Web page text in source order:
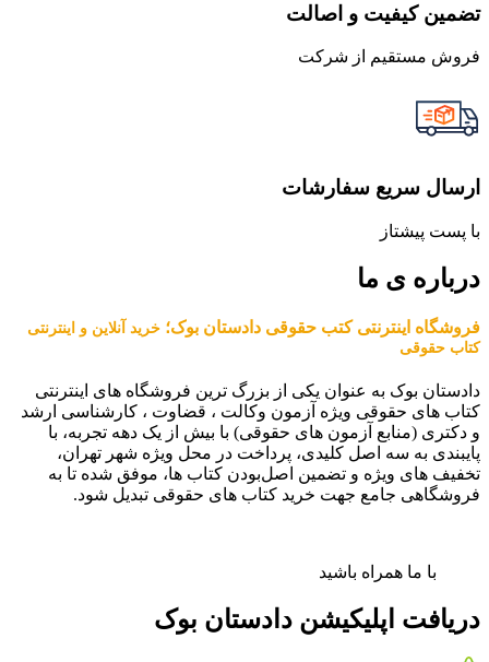
تضمین کیفیت و اصالت
فروش مستقیم از شرکت
ارسال سریع سفارشات
با پست پیشتاز
درباره ی ما
فروشگاه اینترنتی کتب حقوقی دادستان بوک؛ خرید آنلاین و اینترنتی
کتاب حقوقی
دادستان بوک به عنوان یکی از بزرگ ترین فروشگاه های اینترنتی
کتاب های حقوقی ویژه آزمون وکالت ، قضاوت ، کارشناسی ارشد
و دکتری (منابع آزمون های حقوقی) با بیش از یک دهه تجربه، با
پایبندی به سه اصل کلیدی، پرداخت در محل ویژه شهر تهران،
تخفیف های ویژه و تضمین اصل‌بودن کتاب ها، موفق شده تا به
فروشگاهی جامع جهت خرید کتاب های حقوقی تبدیل شود.
با ما همراه باشید
دریافت اپلیکیشن دادستان بوک